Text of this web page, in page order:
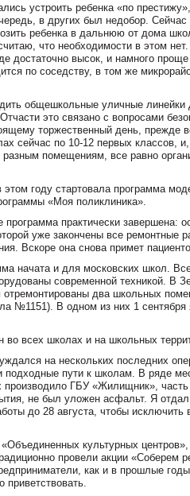
устроить ребенка «по
в других был недобор. Сейчас
ребенка в дальнюю от дома
что необходимости в этом
достаточно высок, и намного
по соседству, в том же
общешкольные уличные линейки
это связано с вопросами
торжественный день, прежде
сейчас по 10-12 первых классов,
помещениям, все равно
году стартовала программа
«Моя поликлиника».
практически завершена:
уже закончены все ремонтные
Вскоре она снова примет
начата и для московских школ.
современной техникой. В
два школьных
№1151). В одном из них 1 сентября
во всех школах и на школьных
на нескольких последних
подходные пути к школам. В ряде
производило ГБУ «Жилищник»,
не был уложен асфальт. Я отдал
до 28 августа, чтобы исключить
культурных
провели акции «Соберем
как и в прошлые